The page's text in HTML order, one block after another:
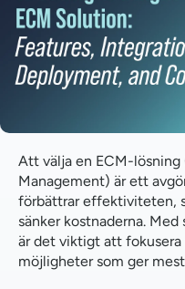
Kan ECM integreras
Ska vi välja ett lokalt
system?
Hur väljer jag rätt
organisation?
Vilka är några exempel
Hur mycket kostar ett
Nästa steg: Att välja
Att välja en ECM-
Management) är ett
förbättrar effektiviteten,
sänker kostnaderna.
är det viktigt att
möjligheter som ger